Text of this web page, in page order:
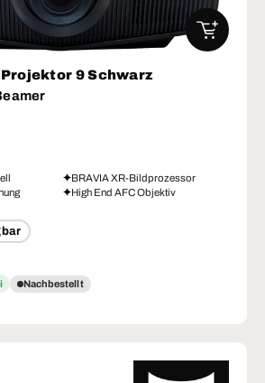
9 Schwarz
BRAVIA XR-Bildprozessor
High End AFC Objektiv
Nachbestellt
IN DEN